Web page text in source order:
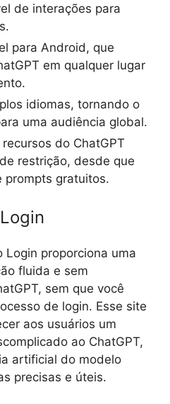
de interações para
para Android, que
em qualquer lugar
idiomas, tornando o
uma audiência global.
do ChatGPT
restrição, desde que
prompts gratuitos.
Login proporciona uma
fluida e sem
sem que você
de login. Esse site
aos usuários um
ao ChatGPT,
artificial do modelo
precisas e úteis.